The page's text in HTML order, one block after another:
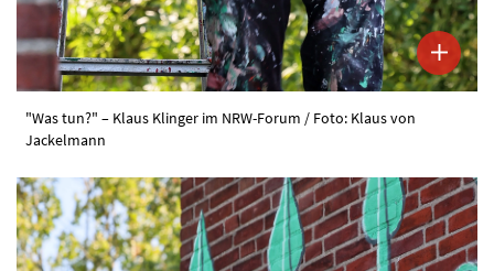
"Was tun?" – Klaus Klinger im NRW-Forum / Foto: Klaus von
Jackelmann